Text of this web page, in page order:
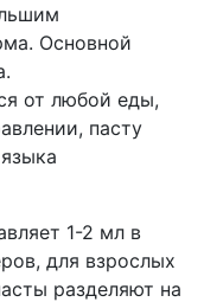
Основной
от любой еды,
пасту
1-2 мл в
для взрослых
разделяют на